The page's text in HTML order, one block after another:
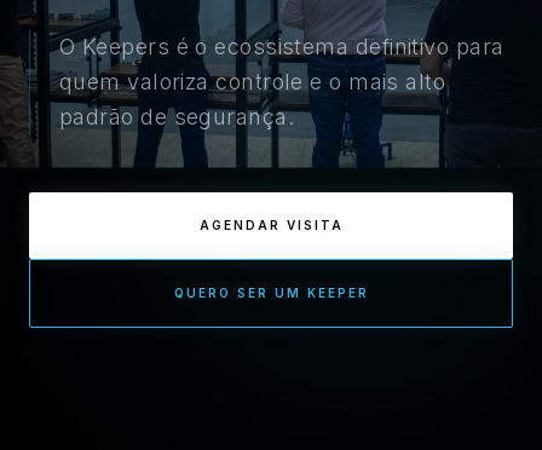
O Keepers é o ecossistema definitivo para
quem valoriza controle e o mais alto
padrão de segurança.
AGENDAR VISITA
QUERO SER UM KEEPER